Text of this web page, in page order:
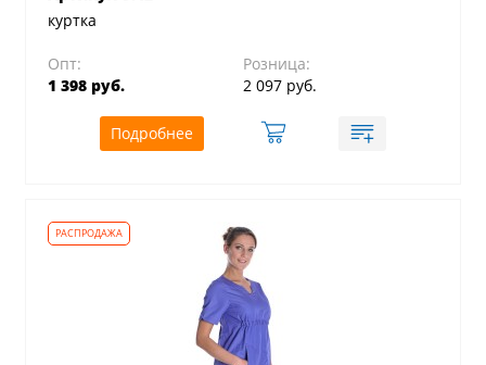
куртка
Опт:
1 398 руб.
Розница:
2 097 руб.
Подробнее